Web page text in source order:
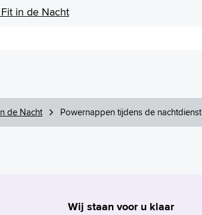
in de Nacht
de Nacht Powernappen tijdens de nachtdienst
Wij staan voor u klaar